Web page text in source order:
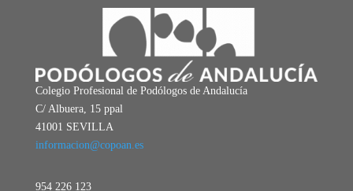
Colegio Profesional de Podólogos de Andalucía
C/ Albuera, 15 ppal
41001 SEVILLA
informacion@copoan.es
954 226 123